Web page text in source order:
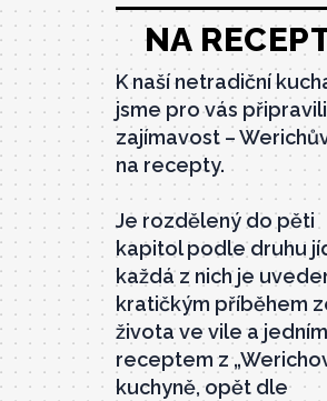
NA
K naší netradiční
jsme pro vás
zajímavost –
na recepty.
Je rozdělený do pěti
kapitol podle druhu
každá z nich je
kratičkým příběhem
života ve vile a jedním
receptem z
kuchyně, opět dle